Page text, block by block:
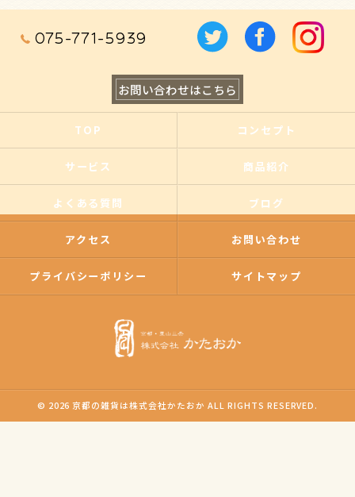
075-771-5939
お問い合わせはこちら
TOP コンセプト
サービス 商品紹介
よくある質問 ブログ
アクセス お問い合わせ
プライバシーポリシー サイトマップ
© 2026 京都の雑貨は株式会社かたおか ALL RIGHTS RESERVED.